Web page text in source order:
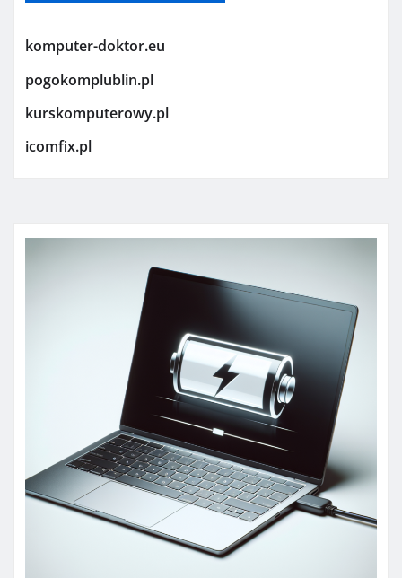
komputer-doktor.eu
pogokomplublin.pl
kurskomputerowy.pl
icomfix.pl